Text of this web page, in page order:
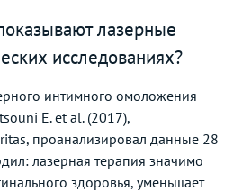
лазерные
исследованиях?
интимного омоложения
E. et al. (2017),
проанализировал данные 28
лазерная терапия значимо
здоровья, уменьшает